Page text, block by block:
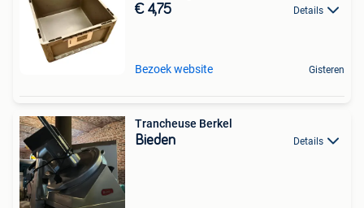
€ 4,75 Details
Bezoek website Gisteren
Trancheuse Berkel
Bieden Details